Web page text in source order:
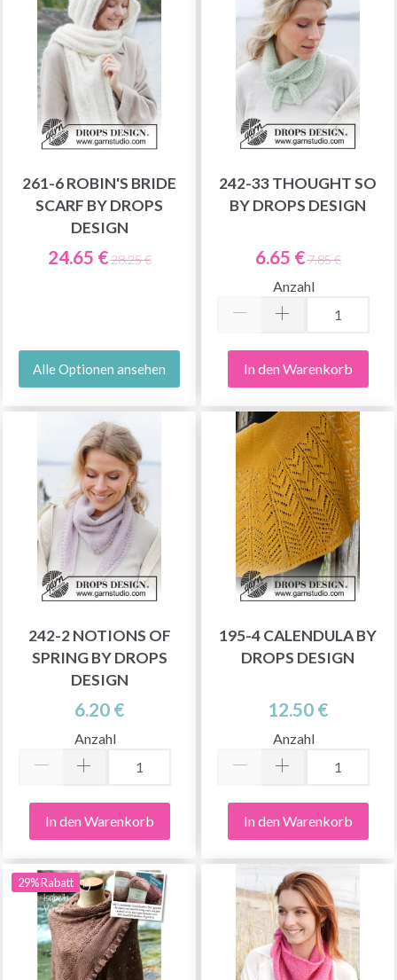
261-6 ROBIN'S BRIDE
SCARF BY DROPS
DESIGN
24.65 €28.25 €
Alle Optionen ansehen
242-33 THOUGHT SO
BY DROPS DESIGN
6.65 €7.85 €
Anzahl
In den Warenkorb
242-2 NOTIONS OF
SPRING BY DROPS
DESIGN
6.20 €
Anzahl
In den Warenkorb
195-4 CALENDULA BY
DROPS DESIGN
12.50 €
Anzahl
In den Warenkorb
29% Rabatt